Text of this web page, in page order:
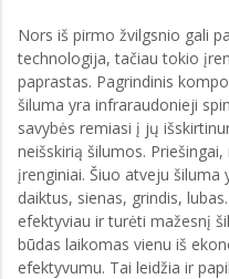
Nors iš pirmo žvilgsnio gali
technologija, tačiau tokio
paprastas. Pagrindinis
šiluma yra infraraudonieji
savybės remiasi į jų
neišskirią šilumos.
įrenginiai. Šiuo atveju šiluma
daiktus, sienas, grindis,
efektyviau ir turėti mažesnį
būdas laikomas vienu iš
efektyvumu. Tai leidžia ir